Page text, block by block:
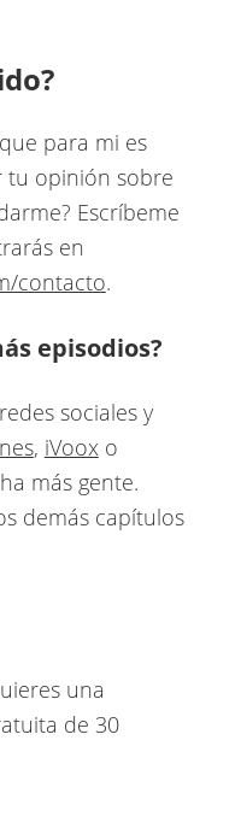
para mi es
tu opinión sobre
Escríbeme
en
contacto.
episodios?
sociales y
, iVoox o
más gente.
demás capítulos
una
de 30